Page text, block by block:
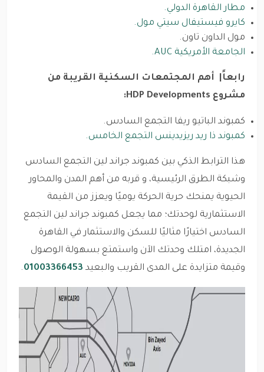
مطار القاهرة الدولي.
كايرو فيستيفال سيتي مول.
مول الداون تاون.
الجامعة الأمريكية AUC.
رابعاً| أهم المجتمعات السكنية القريبة من
مشروع HDP Developments:
كمبوند الباتيو ريفا التجمع السادس.
كمبوند ذا ريد ريزيدينس التجمع الخامس.
هذا الترابط الذكي بين كمبوند جراند لين التجمع السادس
وشبكة الطرق الرئيسية، و قربه من أهم المدن والمحاور
الحيوية يمنحك حرية الحركة يوميًا ويعزز من القيمة
الاستثمارية لوحدتك؛ مما يجعل كمبوند جراند لين التجمع
السادس اختيارًا مثاليًا للسكن والاستثمار في القاهرة
الجديدة، امتلك وحدتك الآن واستمتع بسهولة الوصول
وقيمة متزايدة على المدى القريب والبعيد 01003366453
.